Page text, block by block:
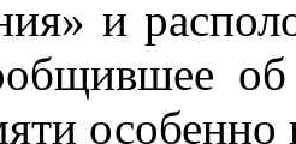
и
особенно